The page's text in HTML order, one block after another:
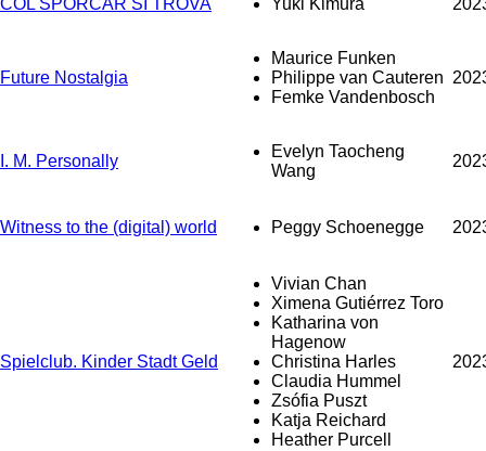
COL SPORCAR SI TROVA Yuki Kimura
Future Nostalgia
Maurice Funken
Philippe van Cauteren
Femke Vandenbosch
I. M. Personally
Evelyn Taocheng
Wang
Witness to the (digital) world Peggy Schoenegge
Spielclub. Kinder Stadt Geld
Vivian Chan
Ximena Gutiérrez Toro
Katharina von
Hagenow
Christina Harles
Claudia Hummel
Zsófia Puszt
Katja Reichard
Heather Purcell